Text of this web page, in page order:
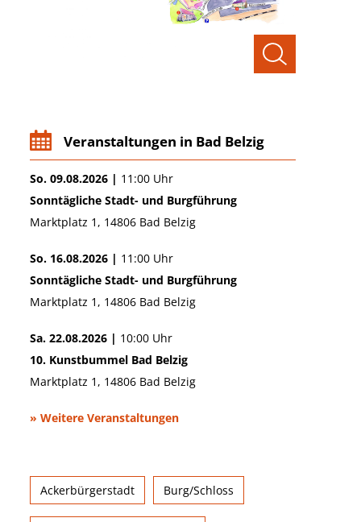
Veranstaltungen in Bad Belzig
So. 09.08.2026 | 11:00 Uhr
Sonntägliche Stadt- und Burgführung
Marktplatz 1, 14806 Bad Belzig
So. 16.08.2026 | 11:00 Uhr
Sonntägliche Stadt- und Burgführung
Marktplatz 1, 14806 Bad Belzig
Sa. 22.08.2026 | 10:00 Uhr
10. Kunstbummel Bad Belzig
Marktplatz 1, 14806 Bad Belzig
» Weitere Veranstaltungen
Ackerbürgerstadt Burg/Schloss